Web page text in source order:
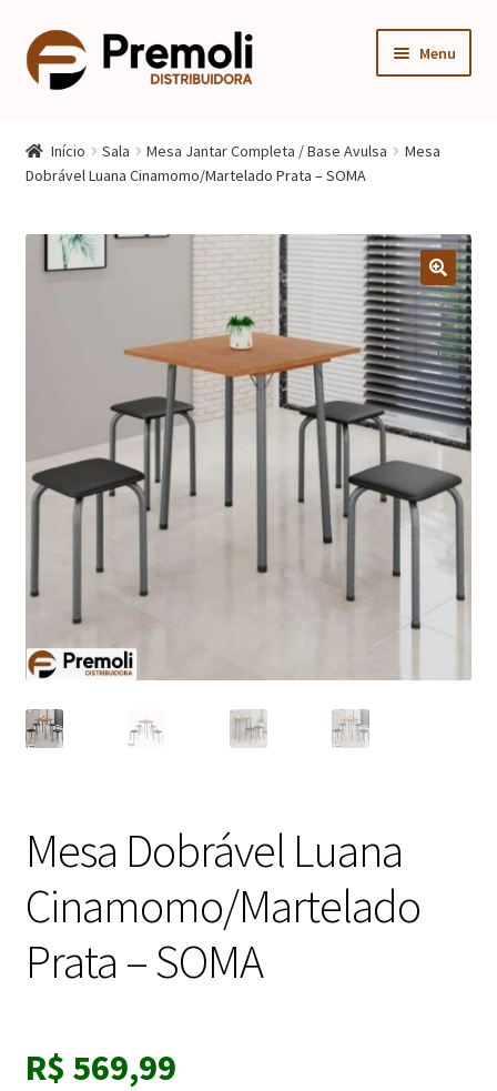
Pular
para
navegação
Pular
para
Menu
Quarto
Sala
menu
Mesa Gamer
Início Sala Mesa Jantar Completa / Base Avulsa
Mesa
Dobrável Luana Cinamomo/Martelado Prata – SOMA
Mesa Dobrável Luana
Cinamomo/Martelado
Prata – SOMA
R$ 569,99